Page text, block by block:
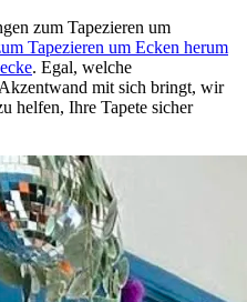
zum Tapezieren um
Tapezieren um Ecken herum
. Egal, welche
mit sich bringt, wir
helfen, Ihre Tapete sicher